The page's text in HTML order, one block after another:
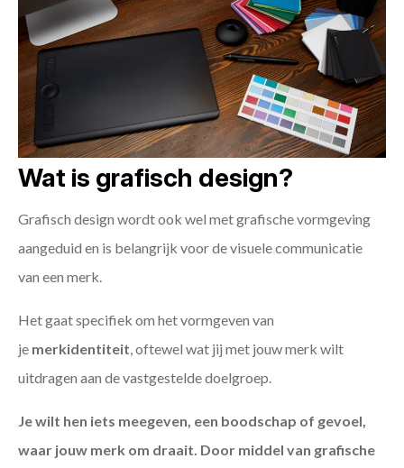
Wat is grafisch design?
Grafisch design wordt ook wel met grafische vormgeving
aangeduid en is belangrijk voor de visuele communicatie
van een merk.
Het gaat specifiek om het vormgeven van
je merkidentiteit , oftewel wat jij met jouw merk wilt
uitdragen aan de vastgestelde doelgroep.
Je wilt hen iets meegeven, een boodschap of gevoel,
waar jouw merk om draait. Door middel van grafische